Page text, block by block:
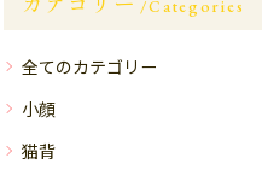
Categories
全てのカテゴリー
小顔
猫背